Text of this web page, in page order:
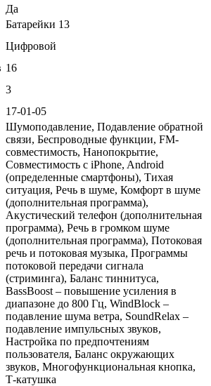
Да
Батарейки 13
Цифровой
16
3
17-01-05
Шумоподавление, Подавление обратной
связи, Беспроводные функции, FM-
совместимость, Нанопокрытие,
Совместимость с iPhone, Android
(определенные смартфоны), Тихая
ситуация, Речь в шуме, Комфорт в шуме
(дополнительная программа),
Акустический телефон (дополнительная
программа), Речь в громком шуме
(дополнительная программа), Потоковая
речь и потоковая музыка, Программы
потоковой передачи сигнала
(стриминга), Баланс тиннитуса,
BassBoost – повышение усиления в
диапазоне до 800 Гц, WindBlock –
подавление шума ветра, SoundRelax –
подавление импульсных звуков,
Настройка по предпочтениям
пользователя, Баланс окружающих
звуков, Многофункциональная кнопка,
Т-катушка